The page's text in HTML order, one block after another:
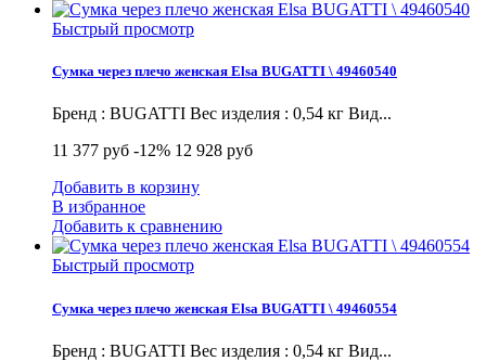
Быстрый просмотр
Сумка через плечо женская Elsa BUGATTI \ 49460540
Бренд : BUGATTI Вес изделия : 0,54 кг Вид...
11 377 руб -12% 12 928 руб
Добавить в корзину
В избранное
Добавить к сравнению
Быстрый просмотр
Сумка через плечо женская Elsa BUGATTI \ 49460554
Бренд : BUGATTI Вес изделия : 0,54 кг Вид...